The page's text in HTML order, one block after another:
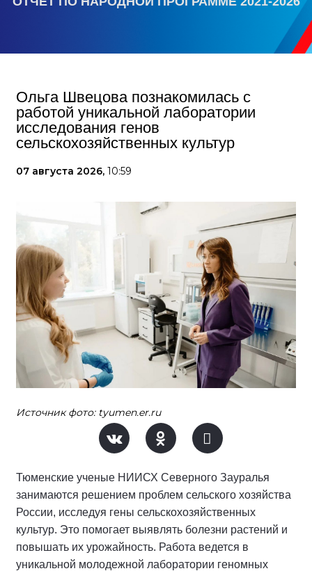
Ольга Швецова познакомилась с
работой уникальной лаборатории
исследования генов
сельскохозяйственных культур
07 августа 2026, 10:59
Источник фото: tyumen.er.ru
Тюменские ученые НИИСХ Северного Зауралья
занимаются решением проблем сельского хозяйства
России, исследуя гены сельскохозяйственных
культур. Это помогает выявлять болезни растений и
повышать их урожайность. Работа ведется в
уникальной молодежной лаборатории геномных